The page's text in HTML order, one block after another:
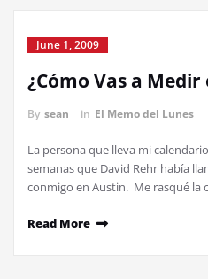
June 1, 2009
¿Cómo Vas a Medir
By sean in El Memo del Lunes
La persona que lleva mi
semanas que David Rehr había
conmigo en Austin. Me rasqué la
Read More